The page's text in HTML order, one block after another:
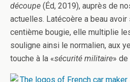
découpe (Éd, 2019), auprès de
actuelles. Latécoère a beau
centième bougie, elle multiplie
souligne ainsi le normalien, aux
touche à la «sécurité militaire» de